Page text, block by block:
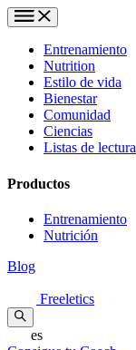
Entrenamiento
Nutrition
Estilo de vida
Bienestar
Comunidad
Ciencias
Listas de lectura
Productos
Entrenamiento
Nutrición
Blog
Freeletics
es